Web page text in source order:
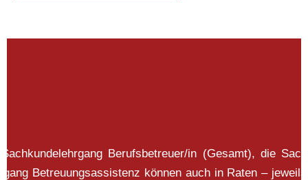
Berufsbetreuer/in (Gesamt), die
Betreuungsassistenz können auch in Raten –